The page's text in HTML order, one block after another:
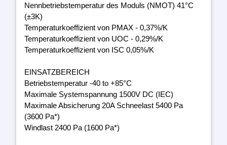
Nennbetriebstemperatur des Moduls (NMOT) 41°C
(±3K)
Temperaturkoeffizient von PMAX - 0,37%/K
Temperaturkoeffizient von UOC - 0,29%/K
Temperaturkoeffizient von ISC 0,05%/K
EINSATZBEREICH
Betriebstemperatur -40 to +85°C
Maximale Systemspannung 1500V DC (IEC)
Maximale Absicherung 20A Schneelast 5400 Pa
(3600 Pa*)
Windlast 2400 Pa (1600 Pa*)